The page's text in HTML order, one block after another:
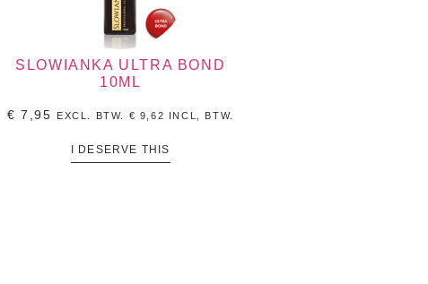
SLOWIANKA ULTRA BOND
10ML
€ 7,95 EXCL. BTW. € 9,62 INCL, BTW.
I DESERVE THIS